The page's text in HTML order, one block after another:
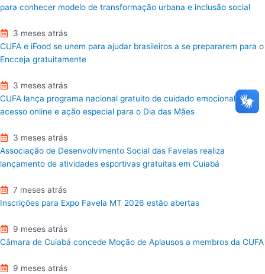
para conhecer modelo de transformação urbana e inclusão social
3 meses atrás
CUFA e iFood se unem para ajudar brasileiros a se prepararem para o
Encceja gratuitamente
3 meses atrás
CUFA lança programa nacional gratuito de cuidado emocional com
acesso online e ação especial para o Dia das Mães
3 meses atrás
Associação de Desenvolvimento Social das Favelas realiza
lançamento de atividades esportivas gratuitas em Cuiabá
7 meses atrás
Inscrições para Expo Favela MT 2026 estão abertas
9 meses atrás
Câmara de Cuiabá concede Moção de Aplausos a membros da CUFA
9 meses atrás